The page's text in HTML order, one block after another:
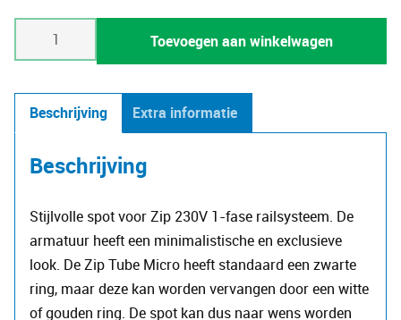
Toevoegen aan winkelwagen
Beschrijving Extra informatie
Beschrijving
Stijlvolle spot voor Zip 230V 1-fase railsysteem. De
armatuur heeft een minimalistische en exclusieve
look. De Zip Tube Micro heeft standaard een zwarte
ring, maar deze kan worden vervangen door een witte
of gouden ring. De spot kan dus naar wens worden